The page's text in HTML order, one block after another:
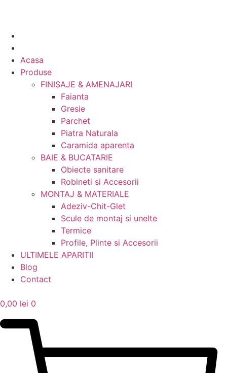
Acasa
Produse
FINISAJE & AMENAJARI
Faianta
Gresie
Parchet
Piatra Naturala
Caramida aparenta
BAIE & BUCATARIE
Obiecte sanitare
Robineti si Accesorii
MONTAJ & MATERIALE
Adeziv-Chit-Glet
Scule de montaj si unelte
Termice
Profile, Plinte si Accesorii
ULTIMELE APARITII
Blog
Contact
0,00 lei 0